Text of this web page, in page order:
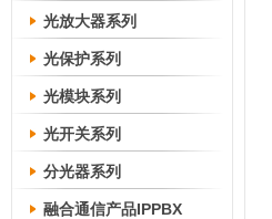
光放大器系列
光保护系列
光模块系列
光开关系列
分光器系列
融合通信产品IPPBX